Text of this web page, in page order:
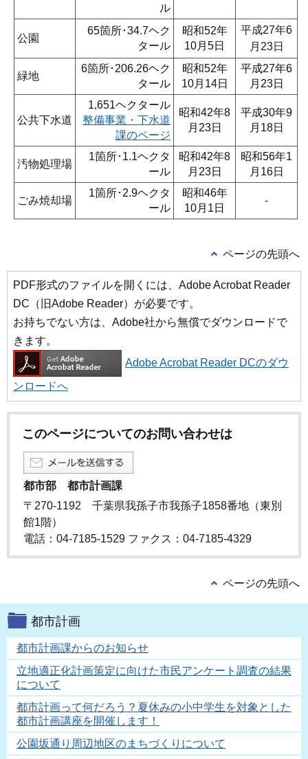
ル
公園
65箇所･34.7ヘク
タール
昭和52年
10月5日
平成27年6
月23日
緑地
6箇所･206.26ヘク
タール
昭和52年
10月14日
平成27年6
月23日
公共下水道
1,651ヘクタール
整備事業・下水道
課のページ
昭和42年8
月23日
平成30年9
月18日
汚物処理場
1箇所･1.1ヘクタ
ール
昭和42年8
月23日
昭和56年1
月16日
ごみ焼却場
1箇所･2.9ヘクタ
ール
昭和46年
10月1日
-
ページの先頭へ
PDF形式のファイルを開くには、Adobe Acrobat Reader
DC（旧Adobe Reader）が必要です。
お持ちでない方は、Adobe社から無償でダウンロードで
きます。
Adobe Acrobat Reader DCのダウ
ンロードへ
このページについてのお問い合わせは
都市部 都市計画課
〒270-1192 千葉県我孫子市我孫子1858番地（東別
館1階）
電話：04-7185-1529 ファクス：04-7185-4329
ページの先頭へ
都市計画
都市計画課からのお知らせ
立地適正化計画策定に向けた市民アンケート調査の結果
について
都市計画って何だろう？夏休みの小中学生を対象とした
都市計画講座を開催します！
公園坂通り周辺地区のまちづくりについて